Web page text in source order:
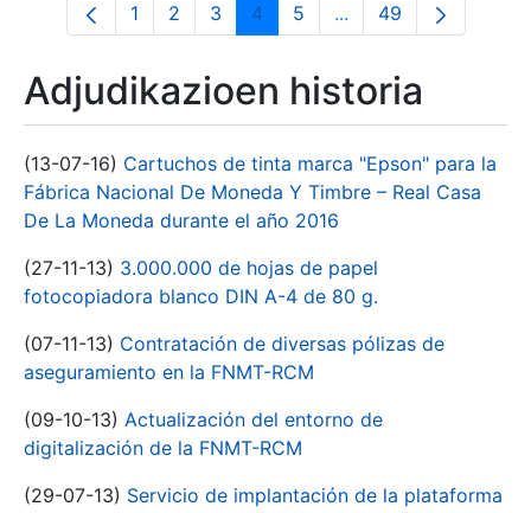
Orrialdea
1 Orrialdea
2 Orrialdea
3 Orrialdea
4 Orrialdea
5 ...Intermediate Pages
Orrialdea
49
Adjudikazioen historia
(13-07-16) Cartuchos de tinta marca "Epson" para la
Fábrica Nacional De Moneda Y Timbre – Real Casa
De La Moneda durante el año 2016
(27-11-13) 3.000.000 de hojas de papel
fotocopiadora blanco DIN A-4 de 80 g.
(07-11-13) Contratación de diversas pólizas de
aseguramiento en la FNMT-RCM
(09-10-13) Actualización del entorno de
digitalización de la FNMT-RCM
(29-07-13) Servicio de implantación de la plataforma